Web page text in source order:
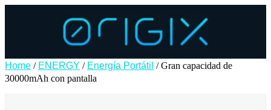
Home / ENERGY / Energía Portátil / Gran capacidad de
30000mAh con pantalla